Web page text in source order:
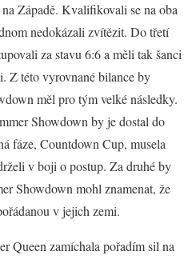
Západě. Kvalifikovali se na oba
nedokázali zvítězit. Do třetí
za stavu 6:6 a měli tak šanci
Z této vyrovnané bilance by
měl pro tým velké následky.
Showdown by je dostal do
fáze, Countdown Cup, musela
v boji o postup. Za druhé by
Showdown mohl znamenat, že
v jejich zemi.
Queen zamíchala pořadím sil na